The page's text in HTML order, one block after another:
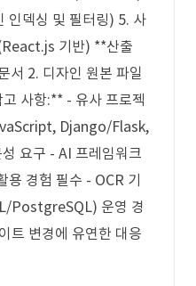
인덱싱 및 필터링) 5. 사
기반) **산출
서 2. 디자인 원본 파일
사항:** - 유사 프로젝
Django/Flask,
요구 - AI 프레임워크
경험 필수 - OCR 기
PostgreSQL) 운영 경
트 변경에 유연한 대응